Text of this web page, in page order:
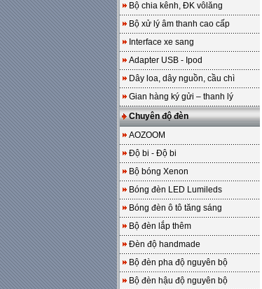
Bộ chia kênh, ĐK vôlăng
Bộ xử lý âm thanh cao cấp
Interface xe sang
Adapter USB - Ipod
Dây loa, dây nguồn, cầu chì
Gian hàng ký gửi – thanh lý
Chuyên độ đèn
AOZOOM
Độ bi - Độ bi
Bộ bóng Xenon
Bóng đèn LED Lumileds
Bóng đèn ô tô tăng sáng
Bộ đèn lắp thêm
Đèn độ handmade
Bộ đèn pha độ nguyên bộ
Bộ đèn hậu độ nguyên bộ